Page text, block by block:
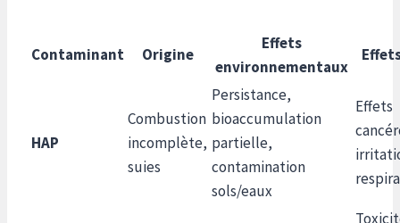
Contaminant Origine
Effets
environnementaux
HAP
Combustion
incomplète,
suies
Persistance,
bioaccumulation
partielle,
contamination
sols/eaux
Effets